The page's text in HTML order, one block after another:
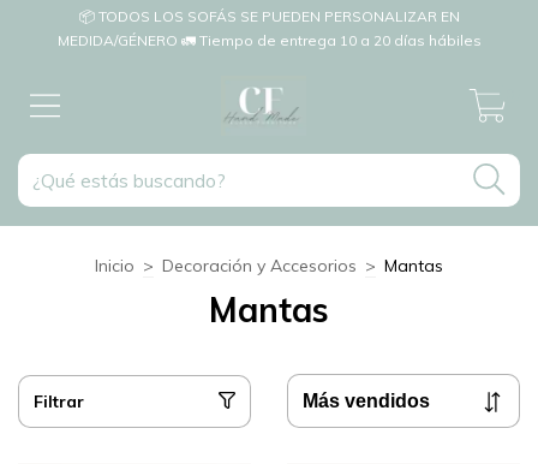
📦 TODOS LOS SOFÁS SE PUEDEN PERSONALIZAR EN
MEDIDA/GÉNERO 🚛 Tiempo de entrega 10 a 20 días hábiles
Inicio > Decoración y Accesorios > Mantas
Mantas
Filtrar